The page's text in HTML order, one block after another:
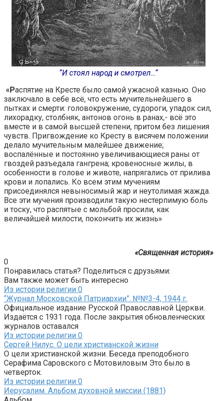
“И стоял народ и смотрел…“
«Распятие на Кресте было самой ужасной казнью. Оно
заключало в себе всё, что есть мучительнейшего в
пытках и смерти: головокружение, судороги, упадок сил,
лихорадку, столбняк, антонов огонь в ранах,- всё это
вместе и в самой высшей степени, притом без лишения
чувств. Пригвождение ко Кресту в висячем положении
делало мучительным малейшее движение;
воспалённые и постоянно увеличивающиеся раны от
гвоздей разъедала гангрена; кровеносные жилы, в
особенности в голове и животе, напрягались от прилива
крови и лопались. Ко всем этим мучениям
присоединялся невыносимый жар и неутолимая жажда.
Все эти мучения производили такую нестерпимую боль
и тоску, что распятые с мольбой просили, как
величайшей милости, покончить их жизнь»
«Священная история»
0
Понравилась статья? Поделиться с друзьями:
Вам также может быть интересно
Из истории религии 0
“Журнал Московской Патриархии”. №№3-4, 1944 г.
Официальное издание Русской Православной Церкви.
Издаётся с 1931 года. После закрытия обновленческих
журналов оставался
Из истории религии 0
Сергей Нилус. О цели христианской жизни
О цели христианской жизни. Беседа преподобного
Серафима Саровского с Мотовиловым Это было в
четверток.
Из истории религии 0
Иерусалим. Альбом духовной миссии (1881)